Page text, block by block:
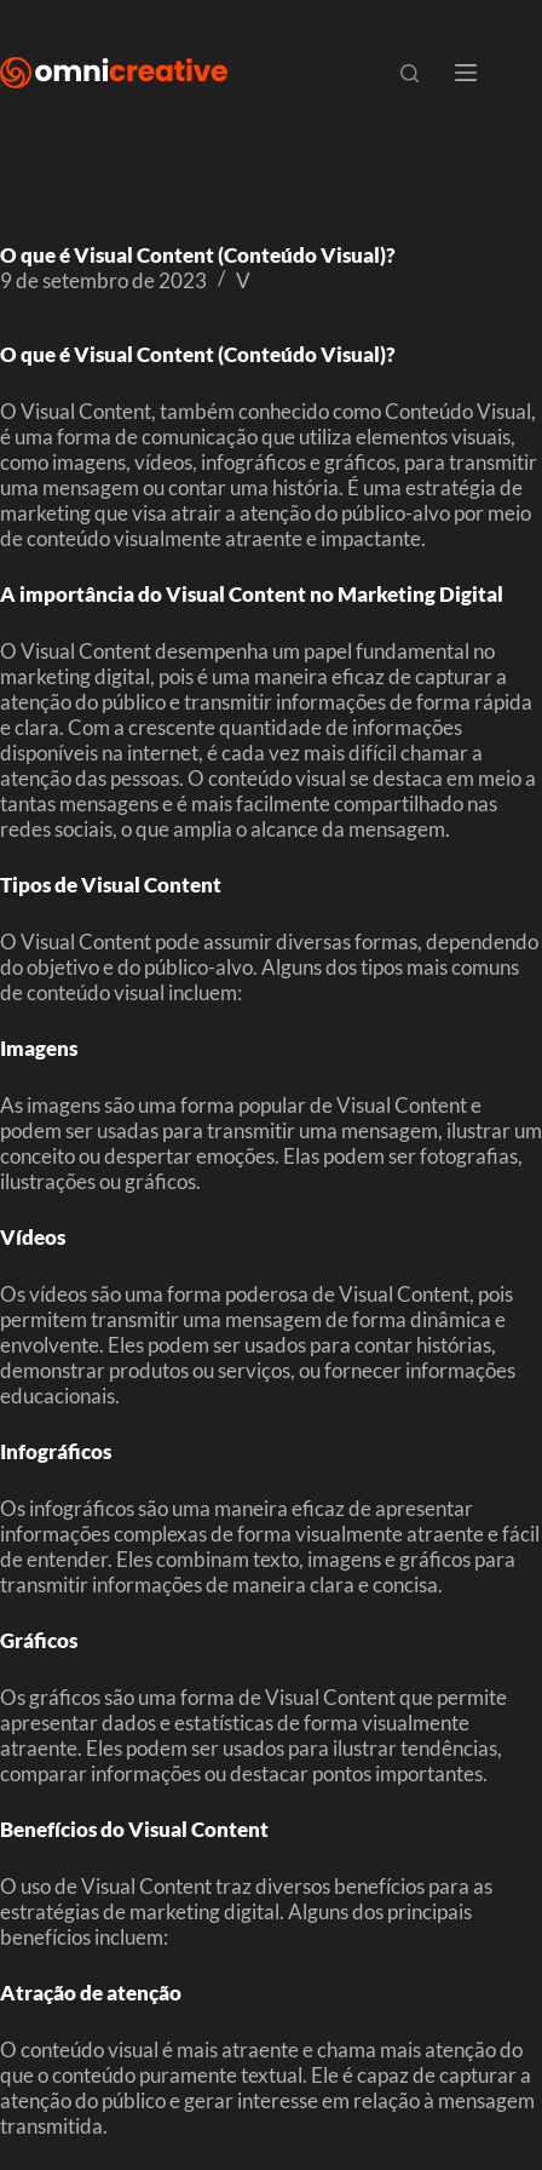
O que é Visual Content (Conteúdo Visual)?
9 de setembro de 2023
V
O que é Visual Content (Conteúdo Visual)?
O Visual Content, também conhecido como Conteúdo Visual,
é uma forma de comunicação que utiliza elementos visuais,
como imagens, vídeos, infográficos e gráficos, para transmitir
uma mensagem ou contar uma história. É uma estratégia de
marketing que visa atrair a atenção do público-alvo por meio
de conteúdo visualmente atraente e impactante.
A importância do Visual Content no Marketing Digital
O Visual Content desempenha um papel fundamental no
marketing digital, pois é uma maneira eficaz de capturar a
atenção do público e transmitir informações de forma rápida
e clara. Com a crescente quantidade de informações
disponíveis na internet, é cada vez mais difícil chamar a
atenção das pessoas. O conteúdo visual se destaca em meio a
tantas mensagens e é mais facilmente compartilhado nas
redes sociais, o que amplia o alcance da mensagem.
Tipos de Visual Content
O Visual Content pode assumir diversas formas, dependendo
do objetivo e do público-alvo. Alguns dos tipos mais comuns
de conteúdo visual incluem:
Imagens
As imagens são uma forma popular de Visual Content e
podem ser usadas para transmitir uma mensagem, ilustrar um
conceito ou despertar emoções. Elas podem ser fotografias,
ilustrações ou gráficos.
Vídeos
Os vídeos são uma forma poderosa de Visual Content, pois
permitem transmitir uma mensagem de forma dinâmica e
envolvente. Eles podem ser usados para contar histórias,
demonstrar produtos ou serviços, ou fornecer informações
educacionais.
Infográficos
Os infográficos são uma maneira eficaz de apresentar
informações complexas de forma visualmente atraente e fácil
de entender. Eles combinam texto, imagens e gráficos para
transmitir informações de maneira clara e concisa.
Gráficos
Os gráficos são uma forma de Visual Content que permite
apresentar dados e estatísticas de forma visualmente
atraente. Eles podem ser usados para ilustrar tendências,
comparar informações ou destacar pontos importantes.
Benefícios do Visual Content
O uso de Visual Content traz diversos benefícios para as
estratégias de marketing digital. Alguns dos principais
benefícios incluem:
Atração de atenção
O conteúdo visual é mais atraente e chama mais atenção do
que o conteúdo puramente textual. Ele é capaz de capturar a
atenção do público e gerar interesse em relação à mensagem
transmitida.